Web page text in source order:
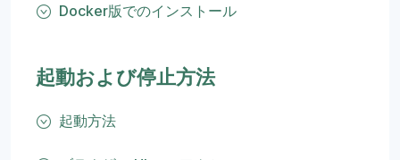
Docker版でのインストール
起動および停止方法
起動方法